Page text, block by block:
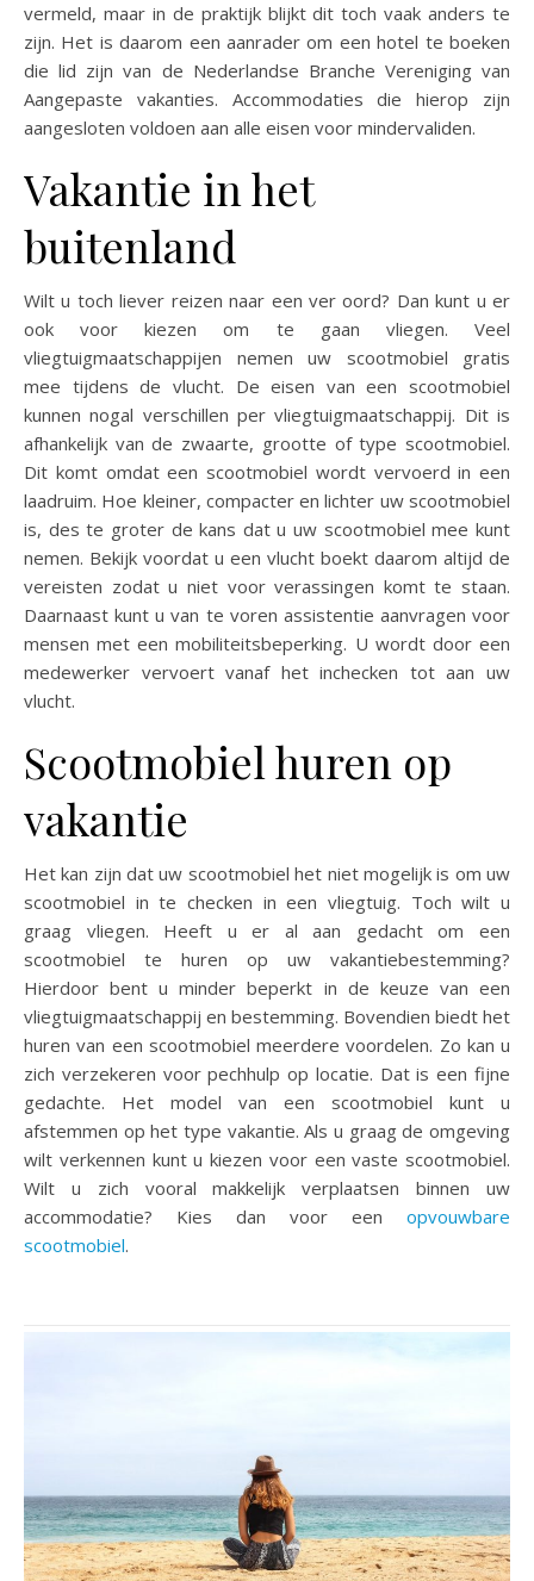
vermeld, maar in de praktijk blijkt dit toch vaak anders te
zijn. Het is daarom een aanrader om een hotel te boeken
die lid zijn van de Nederlandse Branche Vereniging van
Aangepaste vakanties. Accommodaties die hierop zijn
aangesloten voldoen aan alle eisen voor mindervaliden.
Vakantie in het
buitenland
Wilt u toch liever reizen naar een ver oord? Dan kunt u er
ook voor kiezen om te gaan vliegen. Veel
vliegtuigmaatschappijen nemen uw scootmobiel gratis
mee tijdens de vlucht. De eisen van een scootmobiel
kunnen nogal verschillen per vliegtuigmaatschappij. Dit is
afhankelijk van de zwaarte, grootte of type scootmobiel.
Dit komt omdat een scootmobiel wordt vervoerd in een
laadruim. Hoe kleiner, compacter en lichter uw scootmobiel
is, des te groter de kans dat u uw scootmobiel mee kunt
nemen. Bekijk voordat u een vlucht boekt daarom altijd de
vereisten zodat u niet voor verassingen komt te staan.
Daarnaast kunt u van te voren assistentie aanvragen voor
mensen met een mobiliteitsbeperking. U wordt door een
medewerker vervoert vanaf het inchecken tot aan uw
vlucht.
Scootmobiel huren op
vakantie
Het kan zijn dat uw scootmobiel het niet mogelijk is om uw
scootmobiel in te checken in een vliegtuig. Toch wilt u
graag vliegen. Heeft u er al aan gedacht om een
scootmobiel te huren op uw vakantiebestemming?
Hierdoor bent u minder beperkt in de keuze van een
vliegtuigmaatschappij en bestemming. Bovendien biedt het
huren van een scootmobiel meerdere voordelen. Zo kan u
zich verzekeren voor pechhulp op locatie. Dat is een fijne
gedachte. Het model van een scootmobiel kunt u
afstemmen op het type vakantie. Als u graag de omgeving
wilt verkennen kunt u kiezen voor een vaste scootmobiel.
Wilt u zich vooral makkelijk verplaatsen binnen uw
accommodatie? Kies dan voor een opvouwbare
scootmobiel.